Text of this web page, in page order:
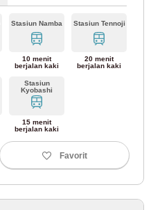
Stasiun Namba
10 menit
berjalan kaki
Stasiun Tennoji
20 menit
berjalan kaki
Stasiun
Kyobashi
15 menit
berjalan kaki
Favorit